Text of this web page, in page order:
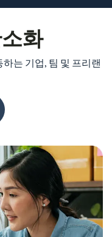
화
는 기업, 팀 및 프리랜